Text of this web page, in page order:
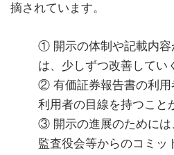
摘されています。
① 開示の体制や記載内容
は、少しずつ改善してい
② 有価証券報告書の利用
利用者の目線を持つこと
③ 開示の進展のためには
監査役会等からのコミッ